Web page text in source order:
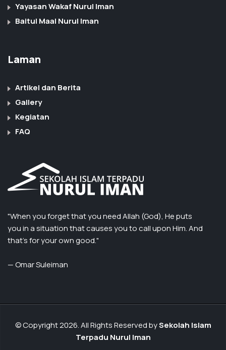
Yayasan Wakaf Nurul Iman
Baitul Maal Nurul Iman
Laman
Artikel dan Berita
Gallery
Kegiatan
FAQ
"When you forget that you need Allah (God), He puts
you in a situation that causes you to call upon Him. And
that’s for your own good."
— Omar Suleiman
© Copyright 2026. All Rights Reserved bySekolah Islam
Terpadu Nurul Iman